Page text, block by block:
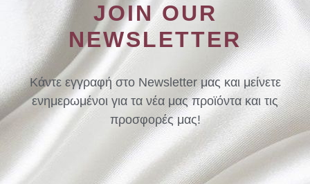
JOIN OUR
NEWSLETTER
Κάντε εγγραφή στο Newsletter μας και μείνετε
ενημερωμένοι για τα νέα μας προϊόντα και τις
προσφορές μας!